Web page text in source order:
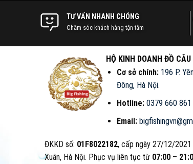
TƯ VẤN NHANH CHÓNG
Chăm sóc khách hàng tận tâm
HỘ KINH DOANH ĐỒ
Cơ sở chính: 196 P.
Đông, Hà Nội.
Hotline: 0379 660 861
Email:
ĐKKD số: 01F8022182, cấp ngày 27/12/2021
Xuân, Hà Nội. Phục vụ liên tục từ 07:00 –